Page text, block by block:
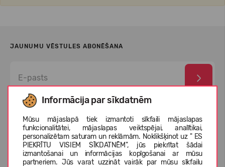
Informācija par sīkdatnēm
Mūsu mājaslapā tiek izmantoti sīkfaili mājaslapas
funkcionalitātei, mājaslapas veiktspējai, analītikai,
personalizētam saturam un reklāmām. Noklikšķinot uz " ES
PIEKRĪTU VISIEM SĪKDATNĒM", jūs piekrītat šādai
izmantošanai un informācijas kopīgošanai ar mūsu
partneriem. Jūs varat uzzināt vairāk par mūsu sīkfailu
JAUNUMU VĒSTULES ABONĒŠANA
Esmu izlasījis un piekrītuprivātuma politika
datu aizsardzības noteikumi